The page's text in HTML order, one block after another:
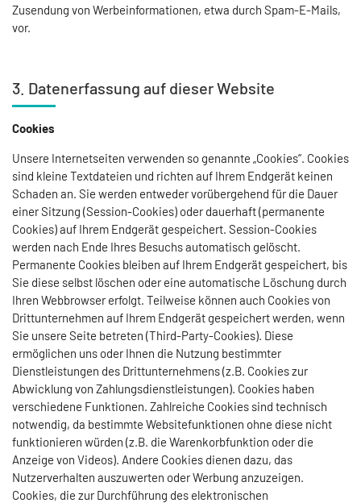
Zusendung von Werbeinformationen, etwa durch Spam-E-Mails,
vor.
3. Datenerfassung auf dieser Website
Cookies
Unsere Internetseiten verwenden so genannte „Cookies“. Cookies
sind kleine Textdateien und richten auf Ihrem Endgerät keinen
Schaden an. Sie werden entweder vorübergehend für die Dauer
einer Sitzung (Session-Cookies) oder dauerhaft (permanente
Cookies) auf Ihrem Endgerät gespeichert. Session-Cookies
werden nach Ende Ihres Besuchs automatisch gelöscht.
Permanente Cookies bleiben auf Ihrem Endgerät gespeichert, bis
Sie diese selbst löschen oder eine automatische Löschung durch
Ihren Webbrowser erfolgt. Teilweise können auch Cookies von
Drittunternehmen auf Ihrem Endgerät gespeichert werden, wenn
Sie unsere Seite betreten (Third-Party-Cookies). Diese
ermöglichen uns oder Ihnen die Nutzung bestimmter
Dienstleistungen des Drittunternehmens (z.B. Cookies zur
Abwicklung von Zahlungsdienstleistungen). Cookies haben
verschiedene Funktionen. Zahlreiche Cookies sind technisch
notwendig, da bestimmte Websitefunktionen ohne diese nicht
funktionieren würden (z.B. die Warenkorbfunktion oder die
Anzeige von Videos). Andere Cookies dienen dazu, das
Nutzerverhalten auszuwerten oder Werbung anzuzeigen.
Cookies, die zur Durchführung des elektronischen